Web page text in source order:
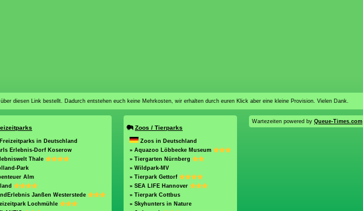
diesen Link bestellt. Dadurch entstehen euch keine Mehrkosten, wir erhalten durch euren Klick aber eine kleine Provision. Vielen Dank.
Freizeitparks in Deutschland
Erlebnis-Dorf Koserow
Thale
Park
Alm
Janßen Westerstede
Lochmühle
Zoos / Tierparks
Zoos in Deutschland
» Aquazoo Löbbecke Museum
» Tiergarten Nürnberg
» Wildpark-MV
» Tierpark Gettorf
» SEA LIFE Hannover
» Tierpark Cottbus
» Skyhunters in Nature
Wartezeiten powered by Queue-Times.com